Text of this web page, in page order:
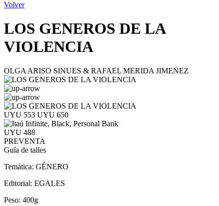
Volver
LOS GENEROS DE LA
VIOLENCIA
OLGA ARISO SINUES & RAFAEL MERIDA JIMENEZ
UYU 553 UYU 650
UYU 488
PREVENTA
Guía de talles
Temática: GÉNERO
Editorial: EGALES
Peso: 400g